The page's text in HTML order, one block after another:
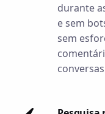
durante
e sem
sem